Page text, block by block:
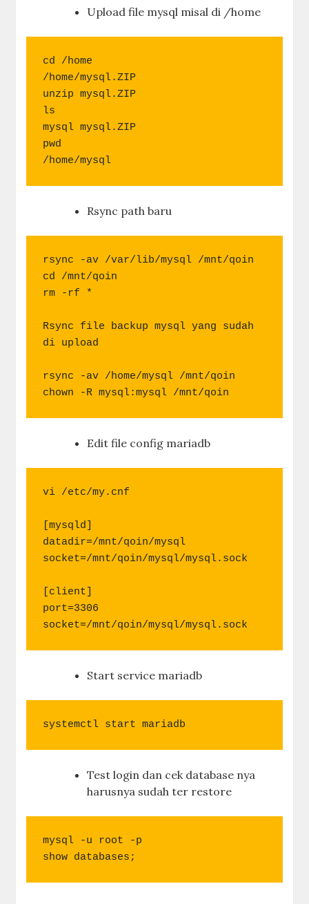
Upload file mysql misal di /home
/home/mysql.ZIP
unzip mysql.ZIP
ls
mysql mysql.ZIP
pwd
/home/mysql
Rsync path baru
rsync -av /var/lib/mysql /mnt/qoin
cd /mnt/qoin
rm -rf *
Rsync file backup mysql yang sudah
di upload
rsync -av /home/mysql /mnt/qoin
chown -R mysql:mysql /mnt/qoin
Edit file config mariadb
vi /etc/my.cnf
[mysqld]
datadir=/mnt/qoin/mysql
socket=/mnt/qoin/mysql/mysql.sock
[client]
port=3306
socket=/mnt/qoin/mysql/mysql.sock
Start service mariadb
systemctl start mariadb
Test login dan cek database nya
harusnya sudah ter restore
mysql -u root -p
show databases;